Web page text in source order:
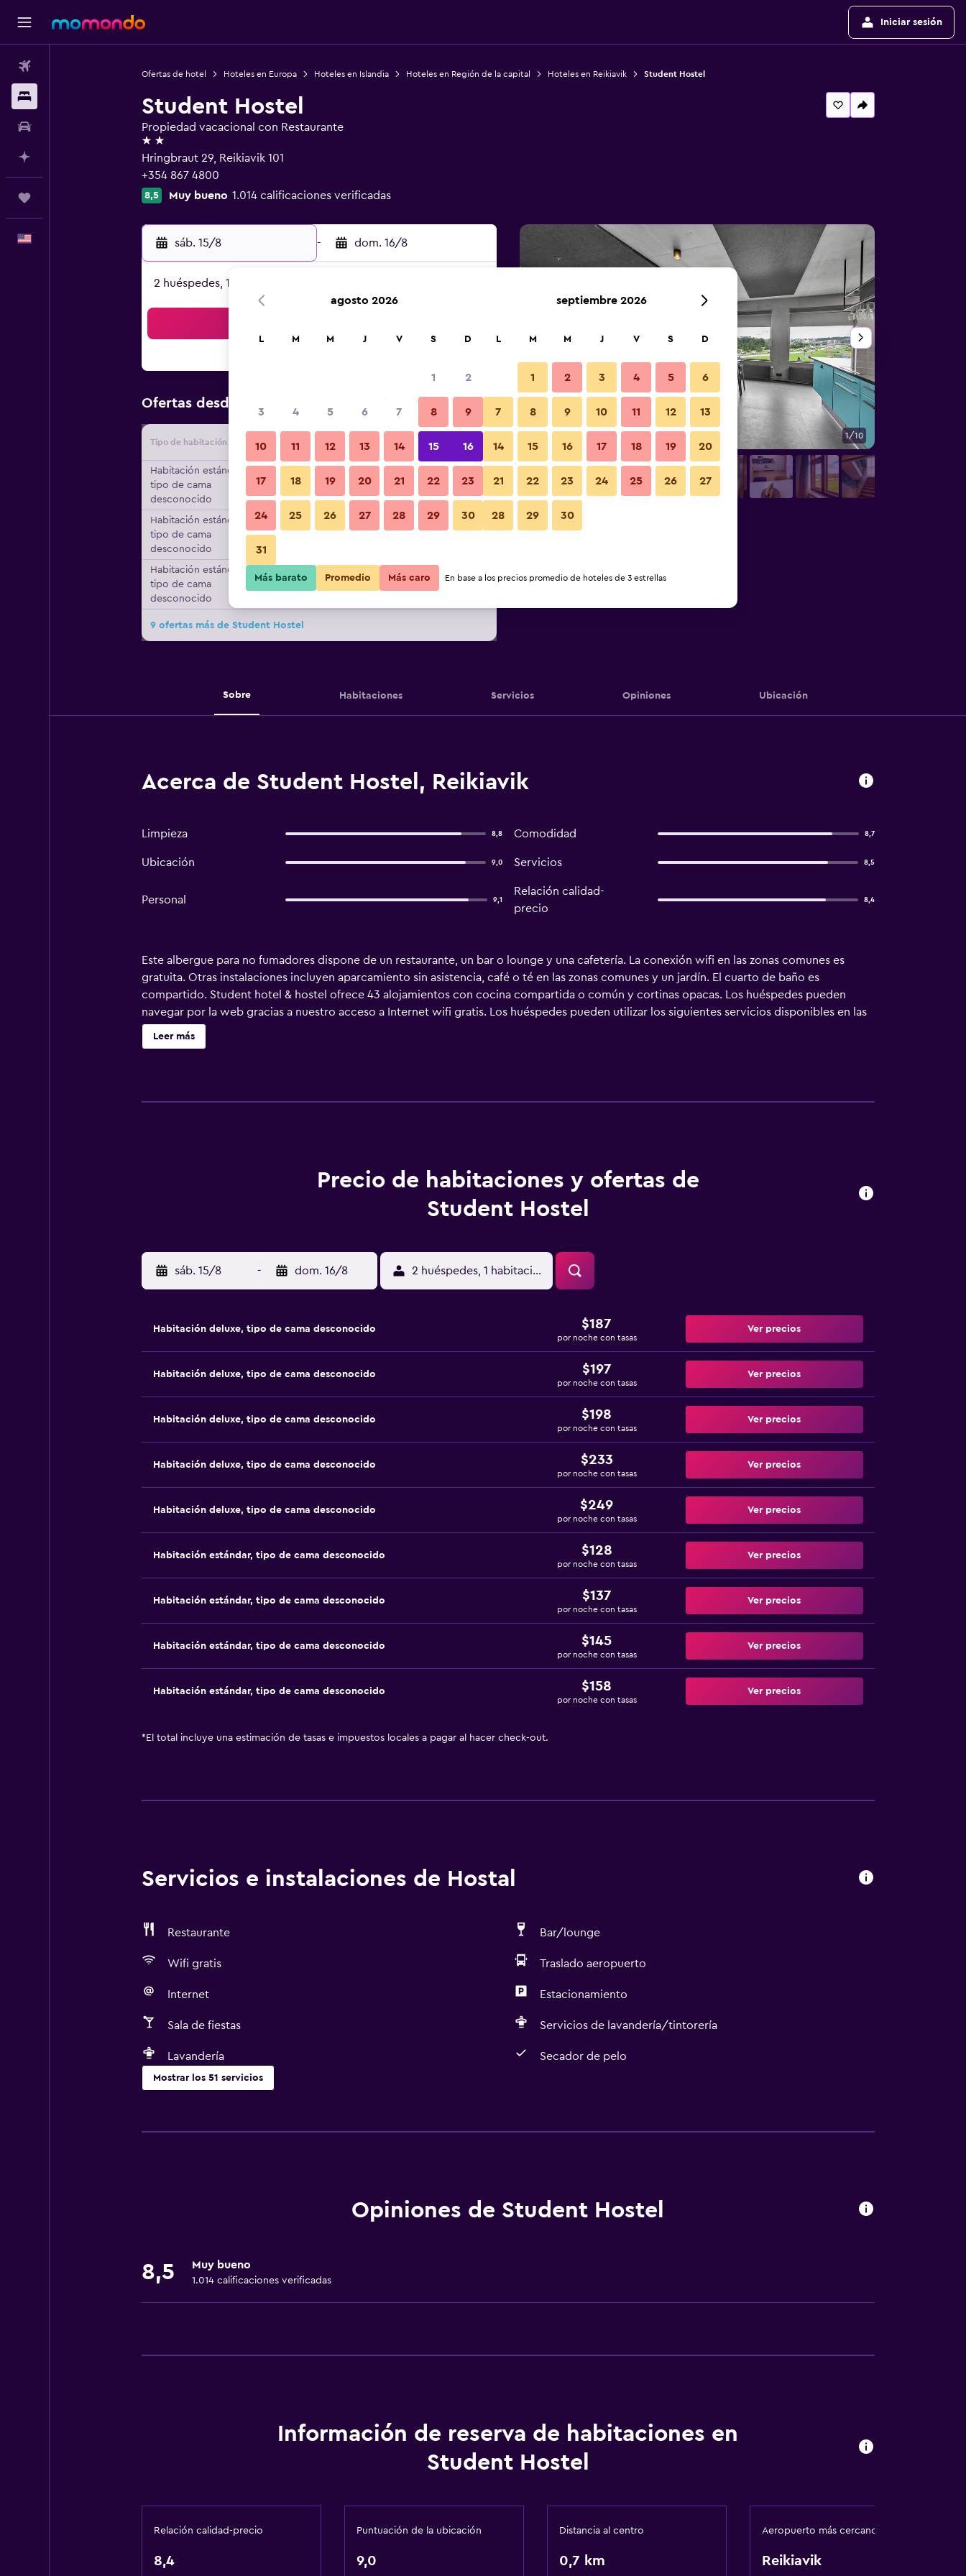
Iniciar sesión
Ofertas de hotel Hoteles en Europa Hoteles en Islandia Hoteles en Región de la capital Hoteles en Reikiavik Student Hostel
Student Hostel
Propiedad vacacional con Restaurante
2 estrellas
Hringbraut 29, Reikiavik 101
+354 867 4800
8,5 Muy bueno 1.014 calificaciones verificadas
sáb. 15/8 - dom. 16/8
2 huéspedes, 1 habitación
Ofertas desde Oferta más barata de precio por noche
Tipo de habitación Proveedor Total noche
Habitación estándar,
tipo de cama
desconocido
$128 Ver oferta
Habitación estándar,
tipo de cama
desconocido
Habitación estándar,
tipo de cama
desconocido
$145
9 ofertas más de Student Hostel
Otros 1/10
Fotos
Sobre Habitaciones Servicios Opiniones Ubicación
Acerca de Student Hostel, Reikiavik
Limpieza 8,8 Comodidad 8,7
Ubicación 9,0 Servicios 8,5
Personal 9,1
Relación calidad-
precio
8,4
Este albergue para no fumadores dispone de un restaurante, un bar o lounge y una cafetería. La conexión wifi en las zonas comunes es
gratuita. Otras instalaciones incluyen aparcamiento sin asistencia, café o té en las zonas comunes y un jardín. El cuarto de baño es
compartido. Student hotel & hostel ofrece 43 alojamientos con cocina compartida o común y cortinas opacas. Los huéspedes pueden
navegar por la web gracias a nuestro acceso a Internet wifi gratis. Los huéspedes pueden utilizar los siguientes servicios disponibles en las
habitaciones: frigorífico/congelador grande y microondas. Los huéspedes tienen acceso a baños compartidos.
Leer más
Precio de habitaciones y ofertas de
Student Hostel
sáb. 15/8 - dom. 16/8 2 huéspedes, 1 habitación
Habitación deluxe, tipo de cama desconocido $187
por noche con tasas
Ver precios
Habitación deluxe, tipo de cama desconocido $197
por noche con tasas
Ver precios
Habitación deluxe, tipo de cama desconocido $198
por noche con tasas
Ver precios
Habitación deluxe, tipo de cama desconocido $233
por noche con tasas
Ver precios
Habitación deluxe, tipo de cama desconocido $249
por noche con tasas
Ver precios
Habitación estándar, tipo de cama desconocido $128
por noche con tasas
Ver precios
Habitación estándar, tipo de cama desconocido $137
por noche con tasas
Ver precios
Habitación estándar, tipo de cama desconocido $145
por noche con tasas
Ver precios
Habitación estándar, tipo de cama desconocido $158
por noche con tasas
Ver precios
* El total incluye una estimación de tasas e impuestos locales a pagar al hacer check-out.
Servicios e instalaciones de Hostal
Restaurante Bar/lounge
Wifi gratis Traslado aeropuerto
Internet Estacionamiento
Sala de fiestas Servicios de lavandería/tintorería
Lavandería Secador de pelo
Mostrar los 51 servicios
Wifi gratis
Calefacción
Baño compartido
Aseo
Servicios y facilidades
Minimercado en las instalaciones
Accesibilidad y adecuación
Para no fumadores
Plantas superiores accesibles por ascensor
Plantas superiores accesibles por escaleras
General Estacionamiento y transporte
Opiniones de Student Hostel
8,5 Muy bueno
1.014 calificaciones verificadas
Información de reserva de habitaciones en
Student Hostel
Relación calidad-precio
8,4
Puntuación de la ubicación
9,0
Distancia al centro
0,7 km
Aeropuerto más cercano
Reikiavik
agosto 2026
L M M J V S D
1 2
3 4 5 6 7 8 9
10 11 12 13 14 15 16
17 18 19 20 21 22 23
24 25 26 27 28 29 30
31
septiembre 2026
L M M J V S D
1 2 3 4 5 6
7 8 9 10 11 12 13
14 15 16 17 18 19 20
21 22 23 24 25 26 27
28 29 30
Más barato Promedio Más caro En base a los precios promedio de hoteles de 3 estrellas